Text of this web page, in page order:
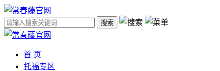
搜索
首 页
托福专区